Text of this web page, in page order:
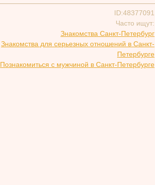
ID:48377091
Часто ищут:
Знакомства Санкт-Петербург
Знакомства для серьезных отношений в Санкт-
Петербурге
Познакомиться с мужчиной в Санкт-Петербурге